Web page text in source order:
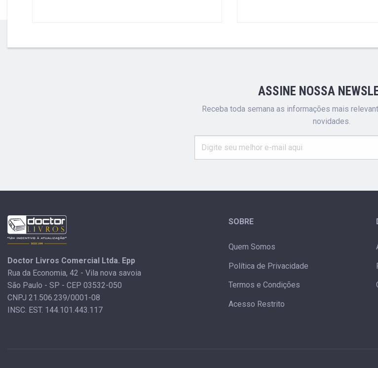
ASSINE NOSSA
Receba toda semana as informações mais
novidades.
Doctor Livros Comercial Ltda. Epp
Rua da Economia, 42 - Vila nova savoia
São Paulo - SP - CEP 03532-050
CNPJ 21.506.239/0001-08
INSC. EST. 144.101.443.117
SOBRE
Quem Somos
Política de Privacidade
Termos e Condições
Acesso Restrito